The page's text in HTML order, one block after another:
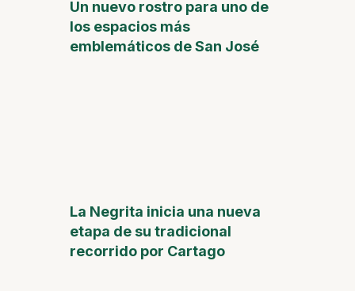
Un nuevo rostro para uno de
los espacios más
emblemáticos de San José
La Negrita inicia una nueva
etapa de su tradicional
recorrido por Cartago